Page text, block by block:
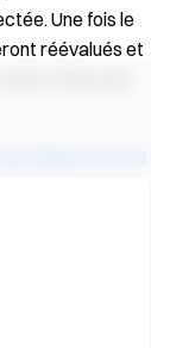
Une fois le
réévalués et
à l'écoute